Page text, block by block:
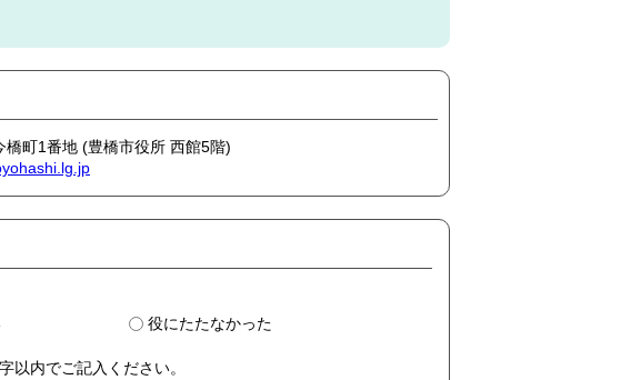
町1番地 (豊橋市役所 西館5階)
役にたたなかった
以内でご記入ください。